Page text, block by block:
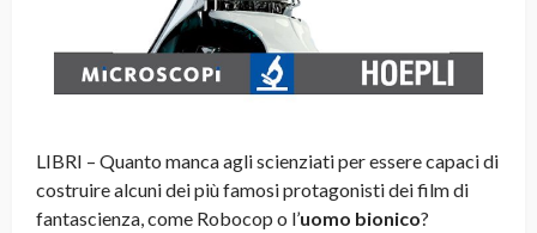
LIBRI – Quanto manca agli scienziati per essere capaci di
costruire alcuni dei più famosi protagonisti dei film di
fantascienza, come Robocop o l’uomo bionico?